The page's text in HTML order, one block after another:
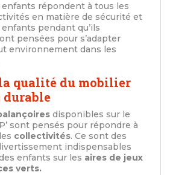
répondent à tous les
en matière de sécurité et
pendant qu’ils
pensées pour s’adapter
environnement dans les
la qualité du mobilier
disponibles sur le
sont pensés pour répondre à
collectivités. Ce sont des
indispensables
enfants sur les aires de jeux
verts.